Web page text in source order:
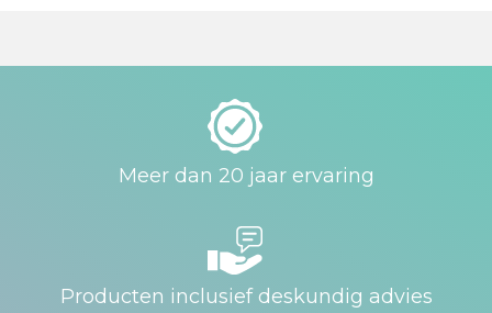
Meer dan 20 jaar ervaring
Producten inclusief deskundig advies